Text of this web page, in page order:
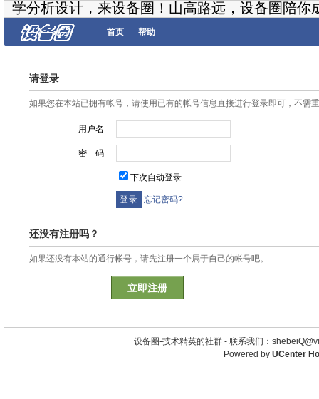
学分析设计，来设备圈！山高路远，设备圈陪你
首页 帮助
请登录
如果您在本站已拥有帐号，请使用已有的帐号信息直接进行登录即可，不需
用户名
密 码
下次自动登录
忘记密码?
还没有注册吗？
如果还没有本站的通行帐号，请先注册一个属于自己的帐号吧。
立即注册
设备圈-技术精英的社群 - 联系我们：
Powered by UCenter